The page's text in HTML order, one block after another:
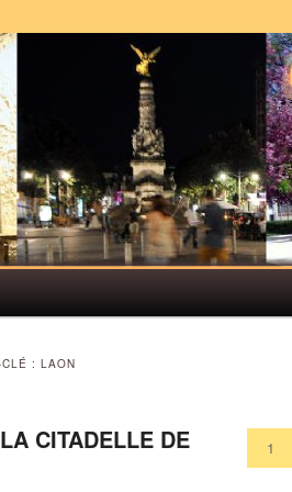
: LAON
CITADELLE DE
1